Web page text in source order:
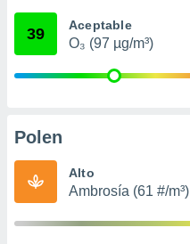
mediante
publicidad
de
39 Aceptable
O₃ (97 µg/m³)
Polen
Alto
Ambrosía (61 #/m³)